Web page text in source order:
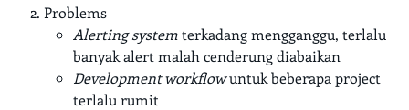
Problems
Alerting systemterkadang mengganggu, terlalu
banyak alert malah cenderung diabaikan
Development workflowuntuk beberapa project
terlalu rumit